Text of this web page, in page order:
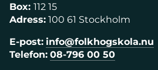
Box: 112 15
Adress: 100 61 Stockholm
E-post: info@folkhogskola.nu
Telefon: 08-796 00 50